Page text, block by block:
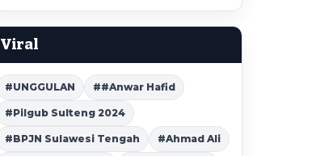
Viral
#UNGGULAN ##Anwar Hafid
#Pilgub Sulteng 2024
#BPJN Sulawesi Tengah #Ahmad Ali